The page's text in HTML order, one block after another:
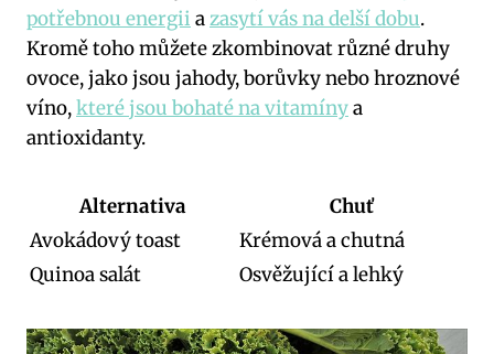
potřebnou energii azasytí vás na delší dobu.
Kromě toho můžete zkombinovat různé druhy
ovoce, jako jsou jahody, borůvky nebo hroznové
víno,které jsou bohaté na vitamínya
antioxidanty.
Alternativa
Chuť
Avokádový toast
Krémová a chutná
Quinoa salát
Osvěžující a lehký